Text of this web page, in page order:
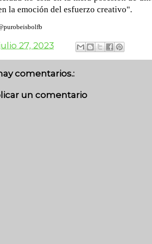
la emoción del esfuerzo creativo".
27, 2023
comentarios.:
un comentario